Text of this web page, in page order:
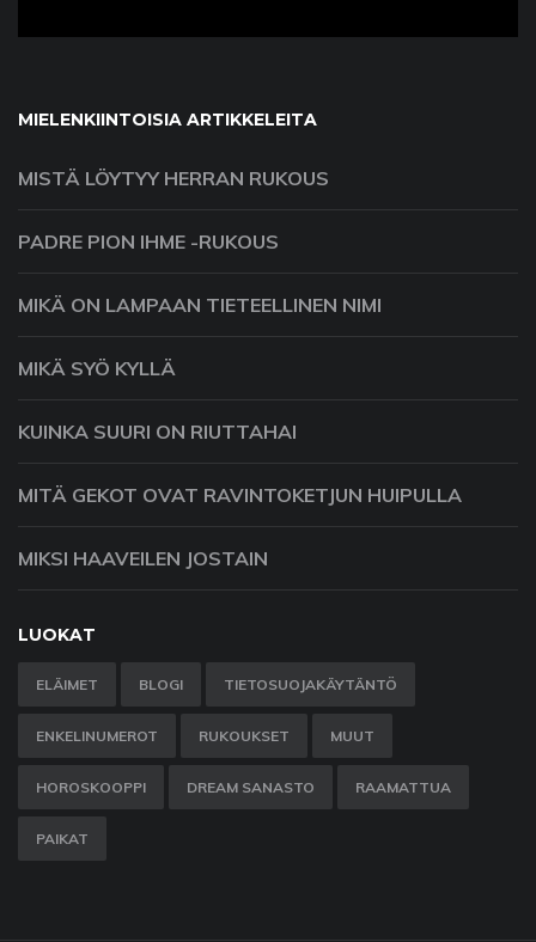
MIELENKIINTOISIA ARTIKKELEITA
MISTÄ LÖYTYY HERRAN RUKOUS
PADRE PION IHME -RUKOUS
MIKÄ ON LAMPAAN TIETEELLINEN NIMI
MIKÄ SYÖ KYLLÄ
KUINKA SUURI ON RIUTTAHAI
MITÄ GEKOT OVAT RAVINTOKETJUN HUIPULLA
MIKSI HAAVEILEN JOSTAIN
LUOKAT
ELÄIMET BLOGI TIETOSUOJAKÄYTÄNTÖ
ENKELINUMEROT RUKOUKSET MUUT
HOROSKOOPPI DREAM SANASTO RAAMATTUA
PAIKAT